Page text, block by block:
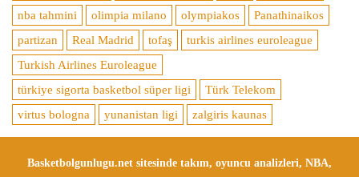
nba tahmini
olimpia milano olympiakos
Panathinaikos
partizan
Real Madrid tofaş
turkis airlines euroleague
Turkish Airlines Euroleague
türkiye sigorta basketbol süper ligi
Türk Telekom
virtus bologna
yunanistan ligi zalgiris kaunas
Basketbolgunlugu.net sitesinde takım, oyuncu analizleri, NBA,